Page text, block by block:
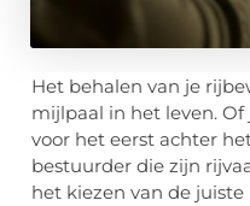
Het behalen van je
mijlpaal in het leven.
voor het eerst achter
bestuurder die zijn
het kiezen van de